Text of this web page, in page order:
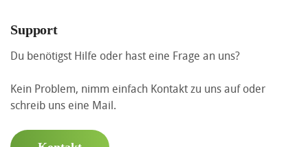
Support
Du benötigst Hilfe oder hast eine Frage an uns?
Kein Problem, nimm einfach Kontakt zu uns auf oder
schreib uns eine Mail.